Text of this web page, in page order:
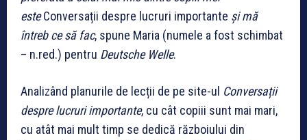
esteConversații despre lucruri importante și mă
întreb ce să fac, spune Maria (numele a fost schimbat
– n.red.) pentru Deutsche Welle.
Analizând planurile de lecții de pe site-ul Conversații
despre lucruri importante, cu cât copiii sunt mai mari,
cu atât mai mult timp se dedică războiului din